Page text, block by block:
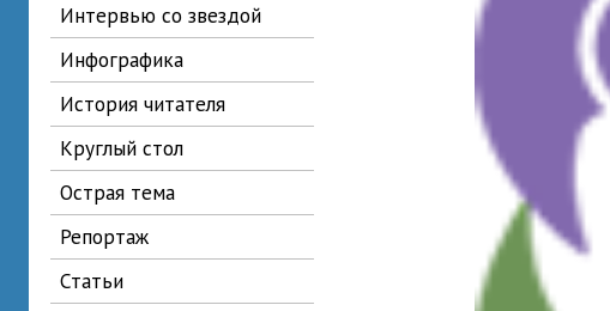
интервью со звездой
инфографика
история читателя
круглый стол
острая тема
репортаж
статьи